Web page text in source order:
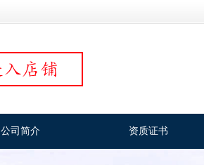
公司简介 资质证书